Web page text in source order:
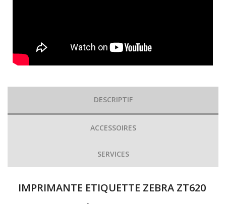
DESCRIPTIF
ACCESSOIRES
SERVICES
IMPRIMANTE ETIQUETTE ZEBRA ZT620